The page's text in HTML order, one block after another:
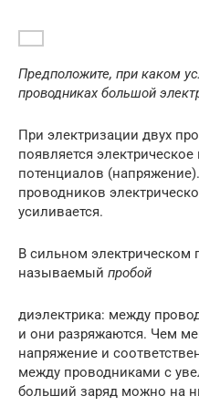
Предположите, при каком
проводниках большой
При электризации двух
появляется
потенциалов
проводников
усиливается.
В сильном электрическом
называемый пробой
диэлектрика: между
и они разряжаются. Чем
напряжение и
между проводниками с
больший заряд можно на